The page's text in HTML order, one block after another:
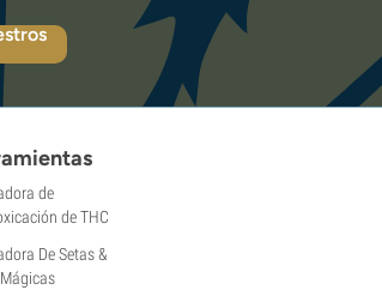
de
de THC
De Setas &